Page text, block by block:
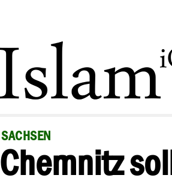
SACHSEN
Chemnitz